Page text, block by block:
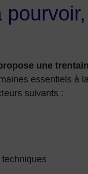
une
essentiels à
suivants :